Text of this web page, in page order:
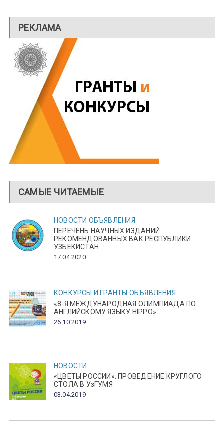
РЕКЛАМА
САМЫЕ ЧИТАЕМЫЕ
НОВОСТИ ОБЪЯВЛЕНИЯ
ПЕРЕЧЕНЬ НАУЧНЫХ ИЗДАНИЙ
РЕКОМЕНДОВАННЫХ ВАК РЕСПУБЛИКИ
УЗБЕКИСТАН
17.04.2020
КОНКУРСЫ И ГРАНТЫ ОБЪЯВЛЕНИЯ
«8-Я МЕЖДУНАРОДНАЯ ОЛИМПИАДА ПО
АНГЛИЙСКОМУ ЯЗЫКУ HIPPO»
26.10.2019
НОВОСТИ
«ЦВЕТЫ РОССИИ»: ПРОВЕДЕНИЕ КРУГЛОГО
СТОЛА В УзГУМЯ
03.04.2019